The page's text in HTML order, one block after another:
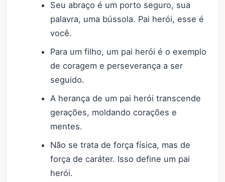
Seu abraço é um porto seguro, sua
palavra, uma bússola. Pai herói, esse é
você.
Para um filho, um pai herói é o exemplo
de coragem e perseverança a ser
seguido.
A herança de um pai herói transcende
gerações, moldando corações e
mentes.
Não se trata de força física, mas de
força de caráter. Isso define um pai
herói.